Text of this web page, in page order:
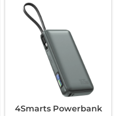
4Smarts Powerbank